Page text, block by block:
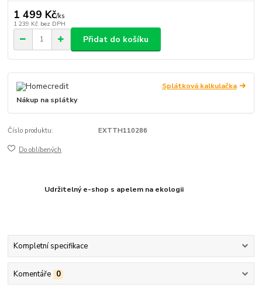
1 499 Kč/ks
1 239 Kč bez DPH
Přidat do košíku
Splátková kalkulačka
Nákup na splátky
Číslo produktu: EXTTH110286
Do oblíbených
Udržitelný e-shop s apelem na ekologii
Kompletní specifikace
Komentáře 0